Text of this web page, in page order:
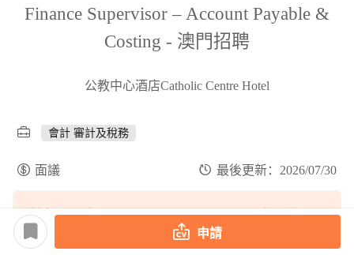
Finance Supervisor – Account Payable &
Costing - 澳門招聘
公教中心酒店Catholic Centre Hotel
會計 審計及稅務
面議 最後更新：2026/07/30
職缺匹配度 登入後匹配
申請